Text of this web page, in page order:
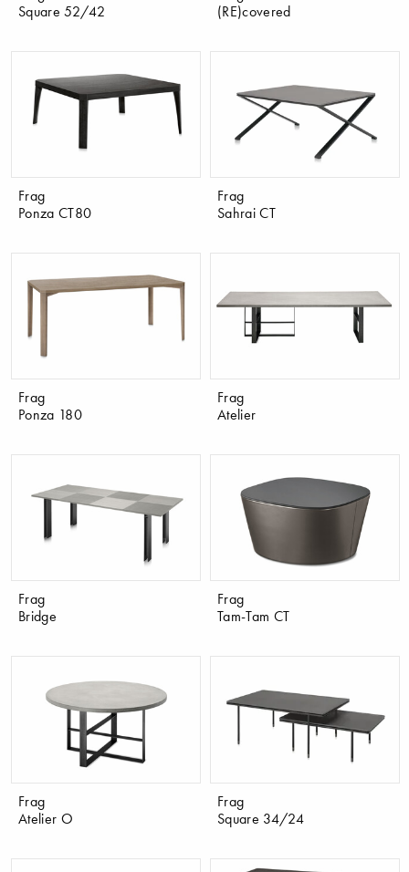
Square 52/42
(RE)covered
Frag
Ponza CT80
Frag
Sahrai CT
Frag
Ponza 180
Frag
Atelier
Frag
Bridge
Frag
Tam-Tam CT
Frag
Atelier O
Frag
Square 34/24